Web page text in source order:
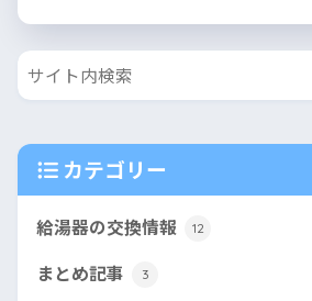
カテゴリー
給湯器の交換情報 12
まとめ記事 3